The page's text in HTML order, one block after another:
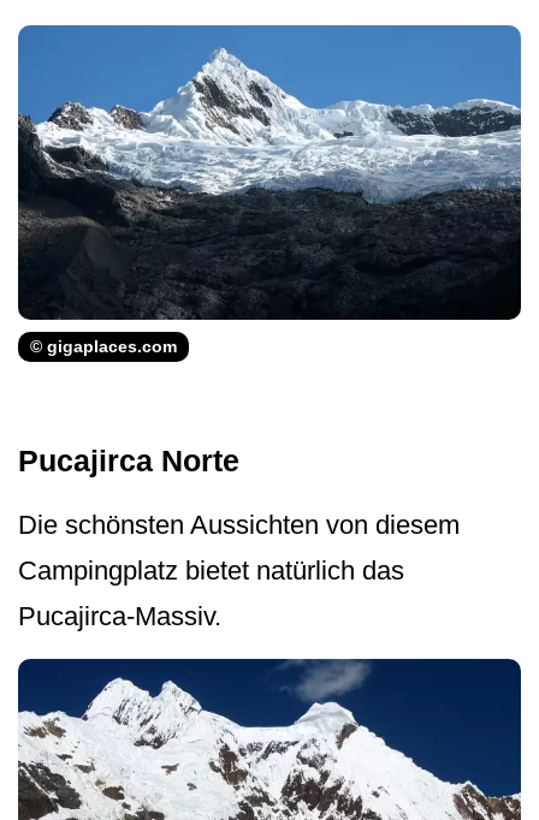
© gigaplaces.com
Pucajirca Norte
Die schönsten Aussichten von diesem
Campingplatz bietet natürlich das
Pucajirca-Massiv.